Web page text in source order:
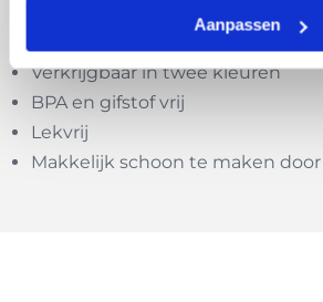
Aanpassen
Handige drinkfles met een
Verkrijgbaar in twee kleuren
BPA en gifstof vrij
Lekvrij
Makkelijk schoon te maken